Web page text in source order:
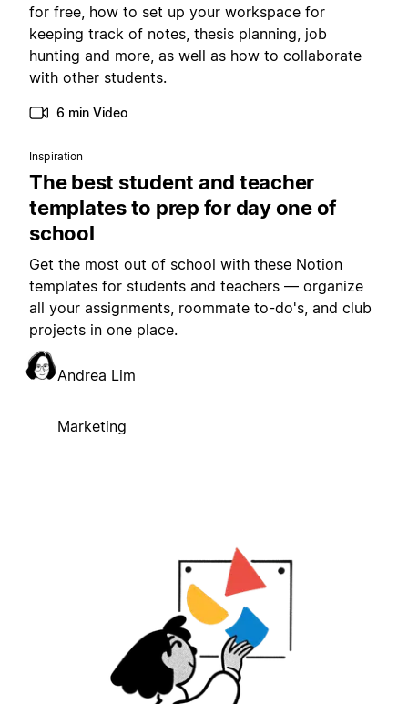
for free, how to set up your workspace for
keeping track of notes, thesis planning, job
hunting and more, as well as how to collaborate
with other students.
6 min Video
Inspiration
The best student and teacher
templates to prep for day one of
school
Get the most out of school with these Notion
templates for students and teachers — organize
all your assignments, roommate to-do's, and club
projects in one place.
Andrea Lim
Marketing